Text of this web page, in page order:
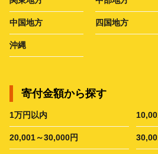
中国地方 四国地方
沖縄
寄付金額から探す
1万円以内
20,001～30,000円